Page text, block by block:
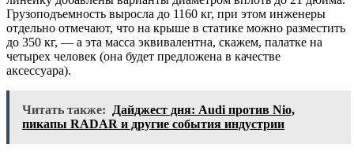
Грузоподъемность выросла до 1160 кг, при этом инженеры
отдельно отмечают, что на крыше в статике можно разместить
до 350 кг, — а эта масса эквивалентна, скажем, палатке на
четырех человек (она будет предложена в качестве
аксессуара).
Читать также:
Дайджест дня: Audi против Nio,
пикапы RADAR и другие события индустрии